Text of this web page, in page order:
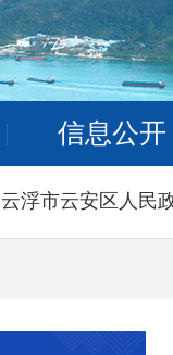
信息公开
云浮市云安区人民